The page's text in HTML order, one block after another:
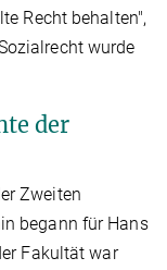
Recht behalten",
wurde
der
Zweiten
begann für Hans
Fakultät war